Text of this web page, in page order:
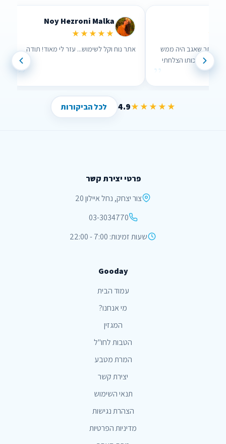
Lidor Levi
★★★★★
ערכתי השוואה דרך האתר שאגב היה ממש
נוח לשימוש וממש עזר לי , בזכותו הצלחתי
”
שבאמת אכפת להם!
★★★★★
4.9 לכל הביקורות
פרטי יצירת קשר
צור יצחק, נחל איילון 20
03-3034770
שעות זמינות: 7:00 - 22:00
Gooday
עמוד הבית
מי אנחנו?
המגזין
הטבות לחו"ל
המרת מטבע
יצירת קשר
תנאי השימוש
הצהרת נגישות
מדיניות הפרטיות